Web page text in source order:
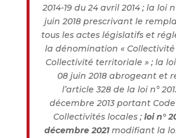
2014-19 du 24 avril 2014 ; la loi
juin 2018 prescrivant le
tous les actes législatifs et
la dénomination « Collectivité
Collectivité territoriale » ; la loi
08 juin 2018 abrogeant et
l’article 328 de la loi n°
décembre 2013 portant
Collectivités locales ;loi n°
décembre 2021modifiant la loi